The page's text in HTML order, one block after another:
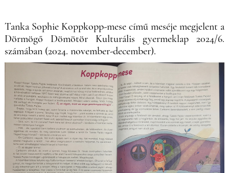
Tanka Sophie Koppkopp-mese című meséje megjelent a
Dörmögő Dömötör Kulturális gyermeklap 2024/6.
számában (2024. november-december).